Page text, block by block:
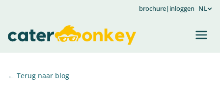
brochure| inloggen NL
Terug naar blog